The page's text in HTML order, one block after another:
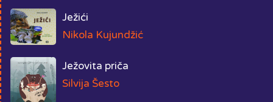
Ježići
Nikola Kujundžić
Ježovita priča
Silvija Šesto